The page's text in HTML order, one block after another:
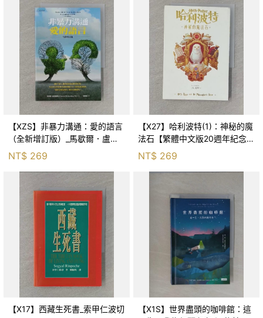
【XZS】非暴力溝通：愛的語言
（全新增訂版）_馬歇爾．盧森
堡, 蕭寶森
NT$ 269
【X27】哈利波特(1)：神秘的魔
法石【繁體中文版20週年紀念】
NT$ 269
【X17】西藏生死書_索甲仁波切
【X1S】世界盡頭的咖啡館：這